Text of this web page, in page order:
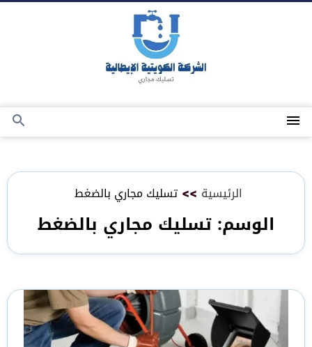
القائمة
بحث
الرئيسية >> تسليك مجاري بالضغط
الوسم:تسليك مجاري بالضغط